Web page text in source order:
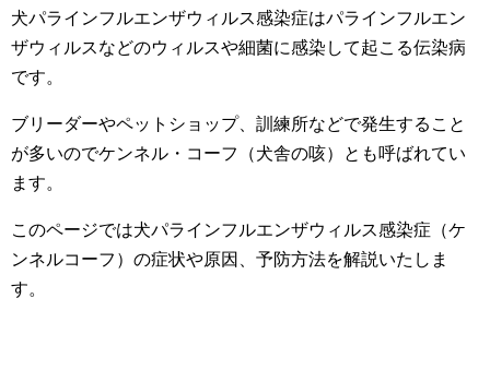
犬パラインフルエンザウィルス感染症はパラインフルエン
ザウィルスなどのウィルスや細菌に感染して起こる伝染病
です。
ブリーダーやペットショップ、訓練所などで発生すること
が多いのでケンネル・コーフ（犬舎の咳）とも呼ばれてい
ます。
このページでは犬パラインフルエンザウィルス感染症（ケ
ンネルコーフ）の症状や原因、予防方法を解説いたしま
す。